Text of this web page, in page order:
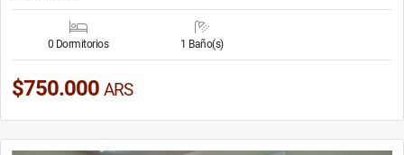
0 Dormitorios 1 Baño(s)
$750.000 ARS